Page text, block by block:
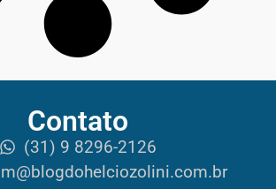
Contato
(31) 9 8296-2126